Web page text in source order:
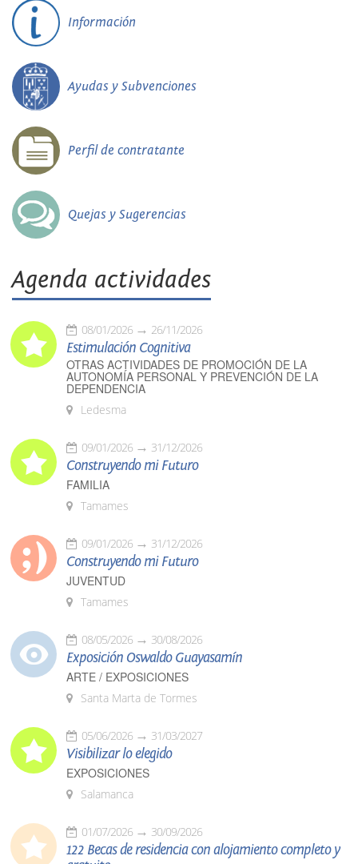
Información
Ayudas y Subvenciones
Perfil de contratante
Quejas y Sugerencias
Agenda actividades
08/01/2026 26/11/2026
Estimulación Cognitiva
OTRAS ACTIVIDADES DE PROMOCIÓN DE LA
AUTONOMÍA PERSONAL Y PREVENCIÓN DE LA
DEPENDENCIA
Ledesma
09/01/2026 31/12/2026
Construyendo mi Futuro
FAMILIA
Tamames
09/01/2026 31/12/2026
Construyendo mi Futuro
JUVENTUD
Tamames
08/05/2026 30/08/2026
Exposición Oswaldo Guayasamín
ARTE / EXPOSICIONES
Santa Marta de Tormes
05/06/2026 31/03/2027
Visibilizar lo elegido
EXPOSICIONES
Salamanca
01/07/2026 30/09/2026
122 Becas de residencia con alojamiento completo y